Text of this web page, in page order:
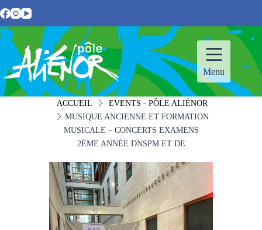
au
contenu
Menu
ACCUEIL
EVENTS - PÔLE ALIÉNOR
MUSIQUE ANCIENNE ET FORMATION
MUSICALE – CONCERTS EXAMENS
2ÈME ANNÉE DNSPM ET DE